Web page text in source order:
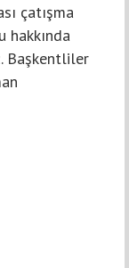
çatışma
hakkında
Başkentliler